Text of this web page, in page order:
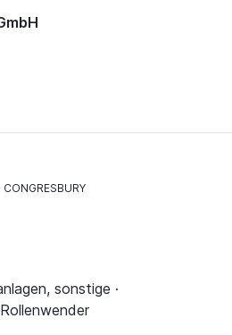
CONGRESBURY
sonstige ·